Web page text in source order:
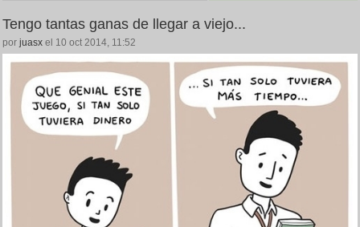
Tengo tantas ganas de llegar a viejo...
por juasx el 10 oct 2014, 11:52